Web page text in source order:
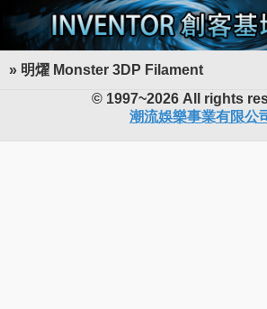
» 明燿 Monster 3DP Filament
© 1997~2026 All rights
潮流娛樂事業有限公